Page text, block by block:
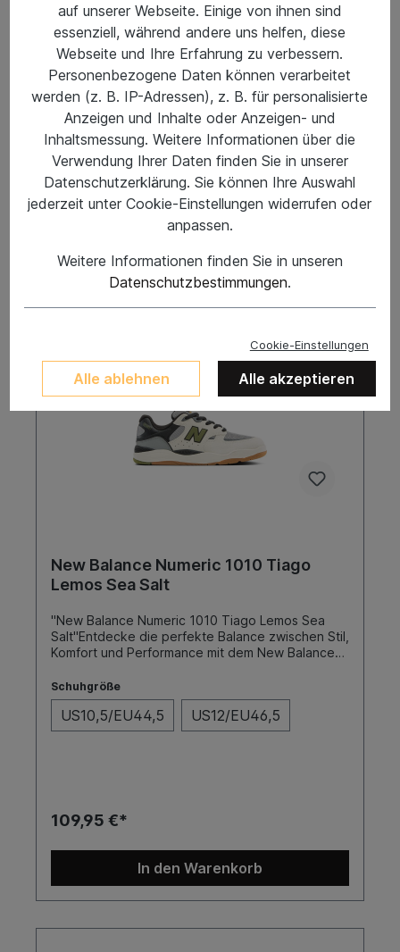
"New Balance Numeric Jamie Foy 306 Cup
Grey"Der 306 C ist kein Lifestyle-Schuh. Er ist
gebaut für Skaten auf Pro-Level – kompromisslos,
stabil, direkt. Jamie wollte einen Schuh,
der Impact schluckt, lange hält und sich vom
ersten Tag an eingetragen anfühlt. Genau das
liefert der 306 C. Die flache, vulkanisierte
Konstruktion sorgt für direkten Kontakt zum
Board.Du spürst jede Kante, jeden Pop, jeden
Landepunkt. Keine schwammige Zwischenschicht,
kein unnötiger Schnickschnack.SohleFarbeToe
CapCupGrauNein
Schuhgröße
US10,5/EU44,5 US12/EU46,5
99,95 €*
In den Warenkorb
New Balance Numeric 1010 Tiago
Lemos Sea Salt
"New Balance Numeric 1010 Tiago Lemos Sea
Salt"Entdecke die perfekte Balance zwischen Stil,
Komfort und Performance mit dem New Balance
mit Skateboarding-Ikone Tiago Lemos. Dieser
Skateschuh vereint modernste Technologie mit
einem ansprechenden Design, um sowohl Profis
als auch ambitionierten Skatern das ultimative
Schuhgröße
US10,5/EU44,5 US12/EU46,5
109,95 €*
In den Warenkorb
auf unserer Webseite. Einige von ihnen sind
essenziell, während andere uns helfen, diese
Webseite und Ihre Erfahrung zu verbessern.
Personenbezogene Daten können verarbeitet
werden (z. B. IP-Adressen), z. B. für personalisierte
Anzeigen und Inhalte oder Anzeigen- und
Inhaltsmessung. Weitere Informationen über die
Verwendung Ihrer Daten finden Sie in unserer
Datenschutzerklärung. Sie können Ihre Auswahl
jederzeit unter Cookie-Einstellungen widerrufen oder
anpassen.
Weitere Informationen finden Sie in unseren
Datenschutzbestimmungen.
Cookie-Einstellungen
Alle ablehnen Alle akzeptieren